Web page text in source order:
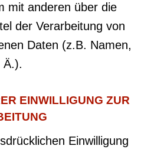
mit anderen über die
der Verarbeitung von
Daten (z.B. Namen,
Ä.).
EINWILLIGUNG ZUR
Einwilligung